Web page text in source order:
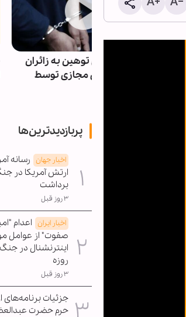
حزب‌الله: دولت لبنان
امتیازدهی به
پربازدیدترین‌ها
اخبار جهان رسانه
ارتش آمریکا در
برداشت
۳ روز قبل
اخبار ایران اعدام
صفوت" از عوامل
روزه
۳ روز قبل
جزئیات
حرم حضرت